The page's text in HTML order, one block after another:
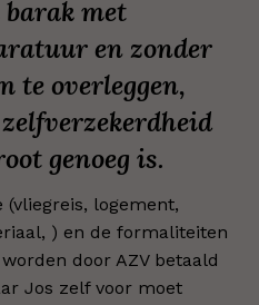
met
en zonder
te overleggen,
genoeg is.
logement,
) en de formaliteiten
door AZV betaald
Jos zelf voor moet